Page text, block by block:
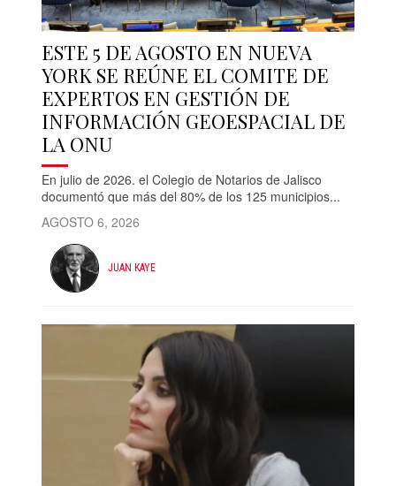
ESTE 5 DE AGOSTO EN NUEVA
YORK SE REÚNE EL COMITE DE
EXPERTOS EN GESTIÓN DE
INFORMACIÓN GEOESPACIAL DE
LA ONU
En julio de 2026. el Colegio de Notarios de Jalisco
documentó que más del 80% de los 125 municipios...
AGOSTO 6, 2026
JUAN KAYE